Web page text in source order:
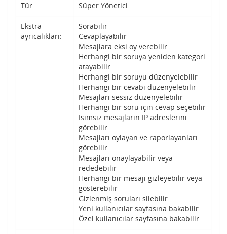
Tür: Süper Yönetici
Ekstra
ayrıcalıkları:
Sorabilir
Cevaplayabilir
Mesajlara eksi oy verebilir
Herhangi bir soruya yeniden kategori
atayabilir
Herhangi bir soruyu düzenyelebilir
Herhangi bir cevabı düzenyelebilir
Mesajları sessiz düzenyelebilir
Herhangi bir soru için cevap seçebilir
Isimsiz mesajların IP adreslerini
görebilir
Mesajları oylayan ve raporlayanları
görebilir
Mesajları onaylayabilir veya
rededebilir
Herhangi bir mesajı gizleyebilir veya
gösterebilir
Gizlenmiş soruları silebilir
Yeni kullanıcılar sayfasına bakabilir
Özel kullanıcılar sayfasına bakabilir